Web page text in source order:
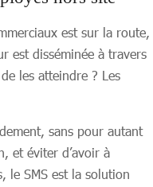
est sur la route,
est disséminée à travers
les atteindre ? Les
sans pour autant
et éviter d’avoir à
le SMS est la solution